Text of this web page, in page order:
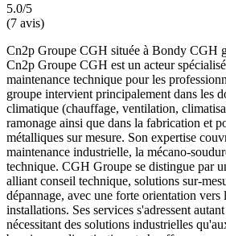
5.0/5
(7 avis)
Cn2p Groupe CGH située à Bondy CGH
Cn2p Groupe CGH est un acteur
maintenance technique pour les
groupe intervient principalement dans les
climatique (chauffage, ventilation,
ramonage ainsi que dans la fabrication et
métalliques sur mesure. Son expertise
maintenance industrielle, la mécano-
technique. CGH Groupe se distingue par
alliant conseil technique, solutions sur-
dépannage, avec une forte orientation vers
installations. Ses services s'adressent
nécessitant des solutions industrielles